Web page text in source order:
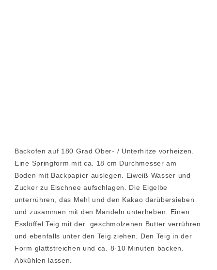
Backofen auf 180 Grad Ober- / Unterhitze vorheizen.
Eine Springform mit ca. 18 cm Durchmesser am
Boden mit Backpapier auslegen. Eiweiß Wasser und
Zucker zu Eischnee aufschlagen. Die Eigelbe
unterrühren, das Mehl und den Kakao darübersieben
und zusammen mit den Mandeln unterheben. Einen
Esslöffel Teig mit der geschmolzenen Butter verrühren
und ebenfalls unter den Teig ziehen. Den Teig in der
Form glattstreichen und ca. 8-10 Minuten backen.
Abkühlen lassen.